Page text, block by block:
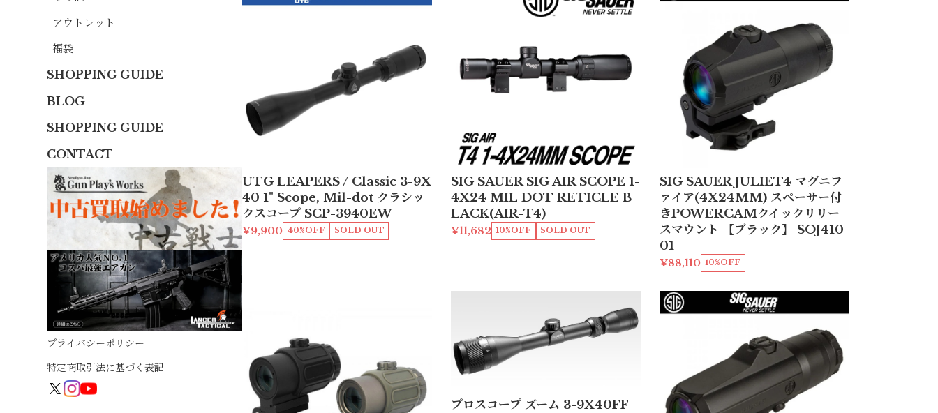
アウトレット
福袋
SHOPPING GUIDE
BLOG
SHOPPING GUIDE
CONTACT
プライバシーポリシー
特定商取引法に基づく表記
UTG LEAPERS / Classic 3-9X
40 1" Scope, Mil-dot クラシッ
クスコープ SCP-3940EW
¥9,900 40%OFF SOLD OUT
SIG SAUER SIG AIR SCOPE 1-
4X24 MIL DOT RETICLE B
LACK(AIR-T4)
¥11,682 10%OFF SOLD OUT
SIG SAUER JULIET4 マグニフ
ァイア(4X24MM) スペーサー付
きPOWERCAMクイックリリー
スマウント 【ブラック】 SOJ410
01
¥88,110 10%OFF
プロスコープ ズーム 3-9X40FF